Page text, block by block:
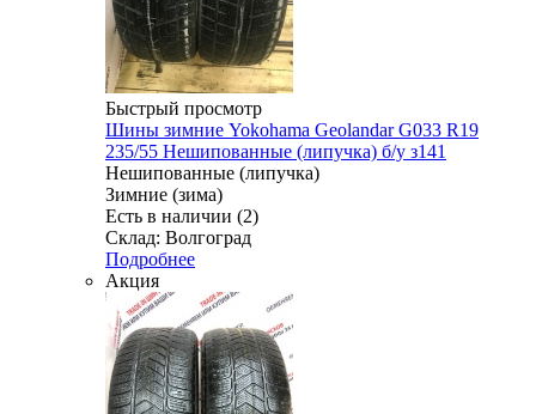
Быстрый просмотр
Шины зимние Yokohama Geolandar G033 R19
235/55 Нешипованные (липучка) б/у з141
Нешипованные (липучка)
Зимние (зима)
Есть в наличии (2)
Склад: Волгоград
Подробнее
Акция